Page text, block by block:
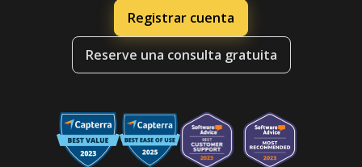
Registrar cuenta
Reserve una consulta gratuita